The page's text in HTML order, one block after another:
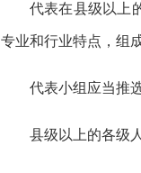
代表在县级以上
专业和行业特点，组
代表小组应当推
县级以上的各级